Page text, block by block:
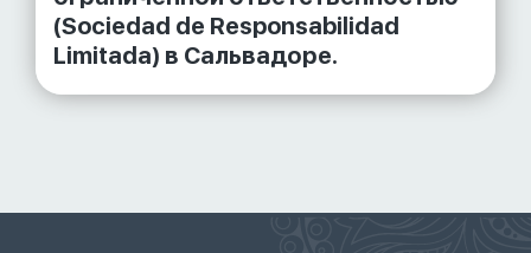
(Sociedad de Responsabilidad
Limitada) в Сальвадоре.